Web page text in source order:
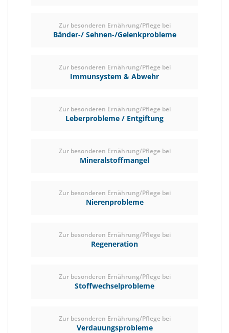
Zur besonderen Ernährung/Pflege bei
Bänder-/ Sehnen-/Gelenkprobleme
Zur besonderen Ernährung/Pflege bei
Immunsystem & Abwehr
Zur besonderen Ernährung/Pflege bei
Leberprobleme / Entgiftung
Zur besonderen Ernährung/Pflege bei
Mineralstoffmangel
Zur besonderen Ernährung/Pflege bei
Nierenprobleme
Zur besonderen Ernährung/Pflege bei
Regeneration
Zur besonderen Ernährung/Pflege bei
Stoffwechselprobleme
Zur besonderen Ernährung/Pflege bei
Verdauungsprobleme